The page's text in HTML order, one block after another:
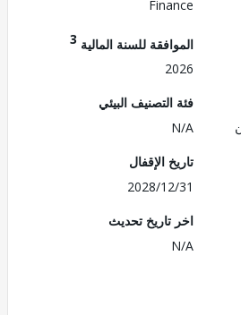
الموافقة للسنة المالية3
فئة التصنيف البيئي
N/A
تاريخ الإقفال
2028/12/31
اخر تاريخ تحديث